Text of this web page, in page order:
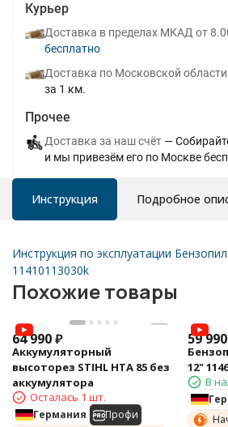
Курьер
Доставка в пределах МКАД от
Бесплатно
Доставка по Московской области
за 1 км.
Прочее
Доставка за наш счёт
и мы привезём его по Москве
Инструкция Подробное
Инструкция по эксплуатации
11410113030k
Похожие товары
64 990₽
Аккумуляторный
высоторез STIHL HTA 85 без
аккумулятора
Осталась 1 шт.
Германия
Профи
59 990
12"
В